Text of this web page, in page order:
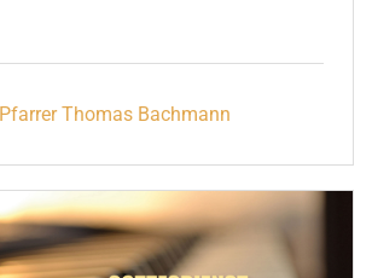
Pfarrer Thomas Bachmann